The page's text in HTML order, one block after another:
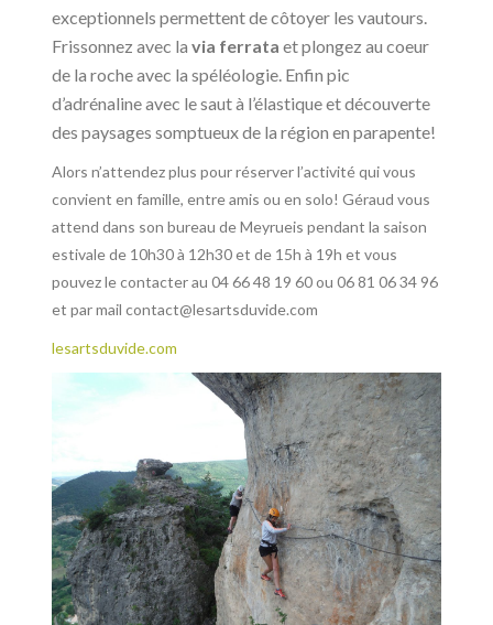
exceptionnels permettent de côtoyer les vautours.
Frissonnez avec la via ferrata et plongez au coeur
de la roche avec la spéléologie. Enfin pic
d’adrénaline avec le saut à l’élastique et découverte
des paysages somptueux de la région en parapente!
Alors n’attendez plus pour réserver l’activité qui vous
convient en famille, entre amis ou en solo! Géraud vous
attend dans son bureau de Meyrueis pendant la saison
estivale de 10h30 à 12h30 et de 15h à 19h et vous
pouvez le contacter au 04 66 48 19 60 ou 06 81 06 34 96
et par mail contact@lesartsduvide.com
lesartsduvide.com